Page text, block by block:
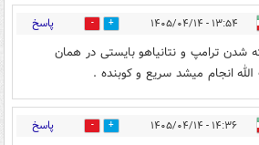
۱۳:۵۴ - ۱۴۰۵/۰۴/۱۴ 13 پاسخ
شدن ترامپ و نتانیاهو بایستی در همان
انجام میشد سریع و کوبنده .
۱۴:۳۶ - ۱۴۰۵/۰۴/۱۴ 2 پاسخ